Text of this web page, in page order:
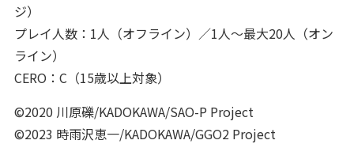
ジ）
プレイ人数：1人（オフライン）／1人～最大20人（オン
ライン）
CERO：C（15歳以上対象）
©2020 川原礫/KADOKAWA/SAO-P Project
©2023 時雨沢恵一/KADOKAWA/GGO2 Project